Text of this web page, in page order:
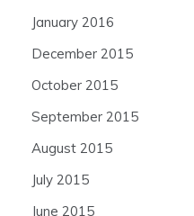
January 2016
December 2015
October 2015
September 2015
August 2015
July 2015
June 2015